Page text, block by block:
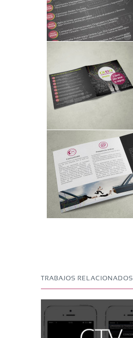
TRABAJOS RELACIONADOS